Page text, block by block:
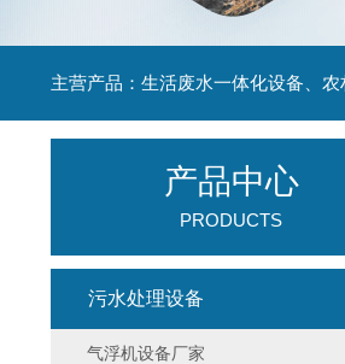
主营产品：生活废水一体化设备、
产品中心
PRODUCTS
污水处理设备
气浮机设备厂家